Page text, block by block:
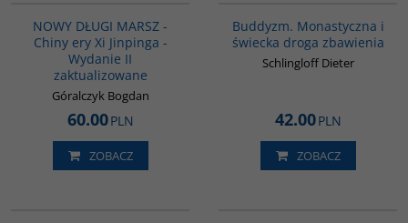
NOWY DŁUGI MARSZ -
Chiny ery Xi Jinpinga -
Wydanie II
zaktualizowane
Góralczyk Bogdan
60.00PLN
ZOBACZ
Buddyzm. Monastyczna i
świecka droga zbawienia
Schlingloff Dieter
42.00PLN
ZOBACZ